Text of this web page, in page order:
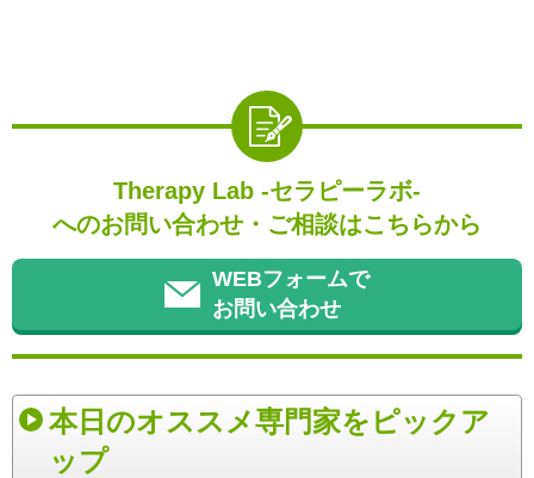
Therapy Lab -セラピーラボ-
へのお問い合わせ・ご相談はこちらから
WEBフォームで
お問い合わせ
本日のオススメ専門家をピックア
ップ